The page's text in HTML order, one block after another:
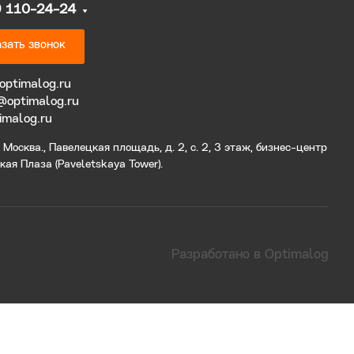
110-24-24
звонок
Павелецкая площадь, д. 2, с. 2, 3 этаж, бизнес-центр
Плаза (Paveletskaya Tower).
Разработано в Optimalog